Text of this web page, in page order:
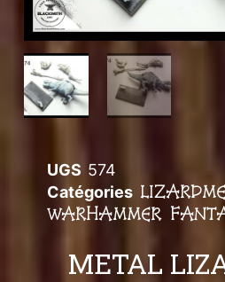
METAL
UGS 574
Catégories
WARHAMMER